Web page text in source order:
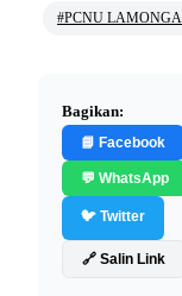
#PCNU
Bagikan:
📘 Facebook
💬 WhatsApp
🐦 Twitter
🔗 Salin Link